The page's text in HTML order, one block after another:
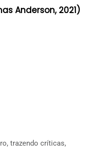
Anderson, 2021)
trazendo críticas,